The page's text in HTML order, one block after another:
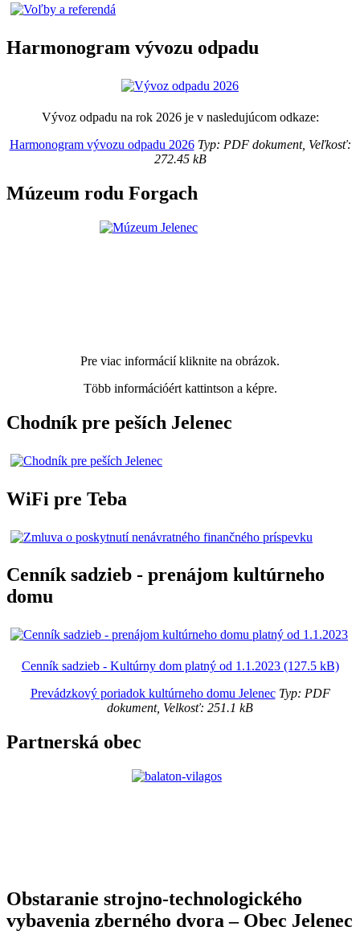
Harmonogram vývozu odpadu
Vývoz odpadu na rok 2026 je v nasledujúcom odkaze:
Harmonogram vývozu odpadu 2026Typ: PDF dokument, Veľkosť:
272.45 kB
Múzeum rodu Forgach
Pre viac informácií kliknite na obrázok.
Több információért kattintson a képre.
Chodník pre peších Jelenec
WiFi pre Teba
Cenník sadzieb - prenájom kultúrneho
domu
Cenník sadzieb - Kultúrny dom platný od 1.1.2023 (127.5 kB)
Prevádzkový poriadok kultúrneho domu JelenecTyp: PDF
dokument, Velkosť: 251.1 kB
Partnerská obec
Obstaranie strojno-technologického
vybavenia zberného dvora – Obec Jelenec